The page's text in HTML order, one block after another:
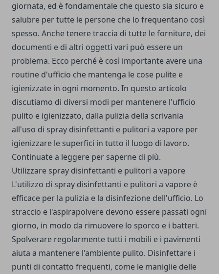
giornata, ed è fondamentale che questo sia sicuro e
salubre per tutte le persone che lo frequentano così
spesso. Anche tenere traccia di tutte le forniture, dei
documenti e di altri oggetti vari può essere un
problema. Ecco perché è così importante avere una
routine d'ufficio che mantenga le cose pulite e
igienizzate in ogni momento. In questo articolo
discutiamo di diversi modi per mantenere l'ufficio
pulito e igienizzato, dalla pulizia della scrivania
all'uso di spray disinfettanti e pulitori a vapore per
igienizzare le superfici in tutto il luogo di lavoro.
Continuate a leggere per saperne di più.
Utilizzare spray disinfettanti e pulitori a vapore
L'utilizzo di spray disinfettanti e pulitori a vapore è
efficace per la pulizia e la disinfezione dell'ufficio. Lo
straccio e l'aspirapolvere devono essere passati ogni
giorno, in modo da rimuovere lo sporco e i batteri.
Spolverare regolarmente tutti i mobili e i pavimenti
aiuta a mantenere l'ambiente pulito. Disinfettare i
punti di contatto frequenti, come le maniglie delle